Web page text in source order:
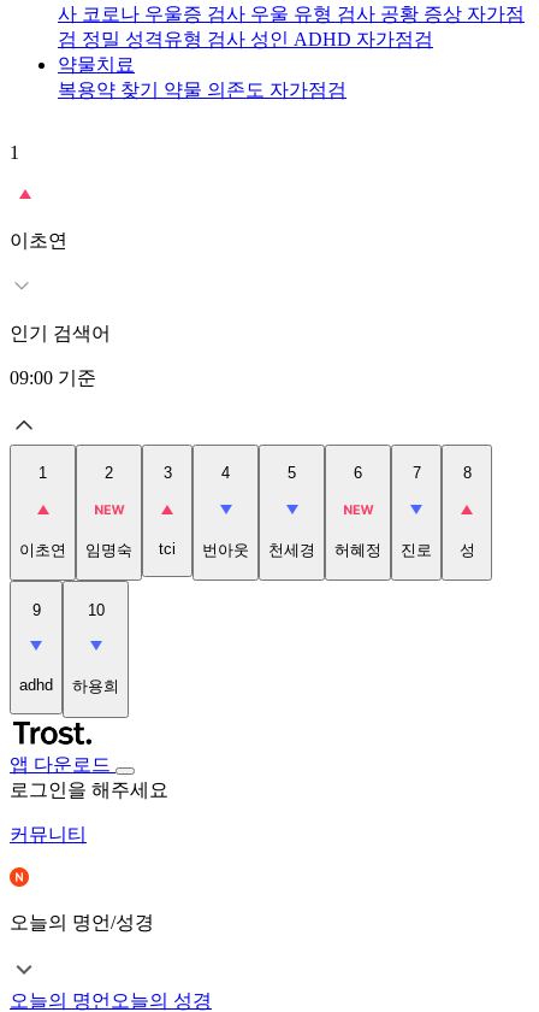
사 코로나 우울증 검사 우울 유형 검사 공황 증상 자가점
검 정밀 성격유형 검사 성인 ADHD 자가점검
약물치료
복용약 찾기 약물 의존도 자가점검
1
이초연
인기 검색어
09:00 기준
1
이초연
2
임명숙
3
tci
4
번아웃
5
천세경
6
허혜정
7
진로
8
성
9
adhd
10
하용희
앱 다운로드
로그인을 해주세요
커뮤니티
오늘의 명언/성경
오늘의 명언 오늘의 성경